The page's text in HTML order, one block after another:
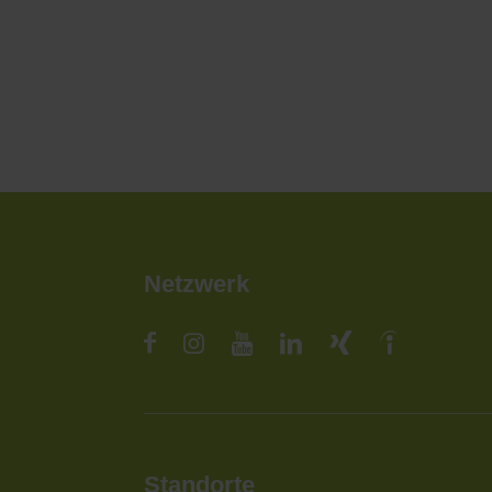
Netzwerk
Standorte